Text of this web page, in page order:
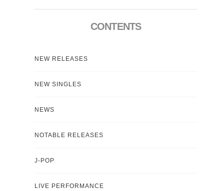
CONTENTS
NEW RELEASES
NEW SINGLES
NEWS
NOTABLE RELEASES
J-POP
LIVE PERFORMANCE